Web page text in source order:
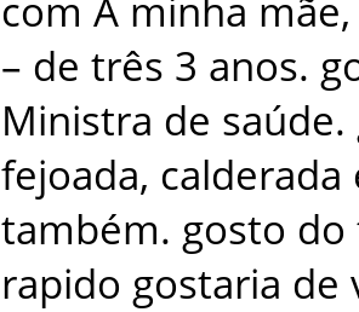
com A minha mãe,
– de três 3 anos.
Ministra de saúde.
fejoada, calderada
também. gosto do
rapido gostaria de